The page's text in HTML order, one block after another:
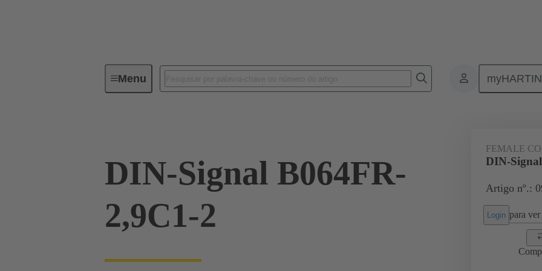
MenuDevice connectivity Produtos Motherboard to
DIN-Signal B064FR-
2,9C1-2
FEMALE
DIN-
Artigo nº.:
Login para